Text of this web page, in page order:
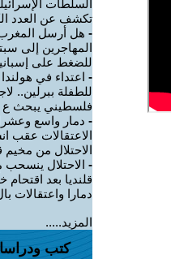
السلطات
تكشف عن العدد
- هل أرسل
المهاجرين إلى
للضغط على
- اعتداء في هولندا
للطفلة ببرلين..
فلسطيني يبحث ع
- دمار واسع
الاعتقالات عقب
الاحتلال من مخيم
- الاحتلال ينسحب
قلنديا بعد اقتحام
دمارا واعتقالات
المزيد.....
كتب